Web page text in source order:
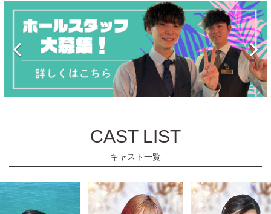
CAST LIST
キャスト一覧